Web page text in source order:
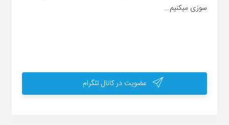
سوزی میکنیم…
عضویت در کانال تلگرام